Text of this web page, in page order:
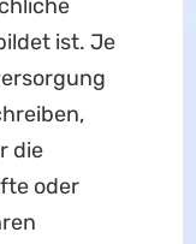
ist. Je
die
oder